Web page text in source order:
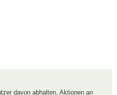
davon abhalten, Aktionen an